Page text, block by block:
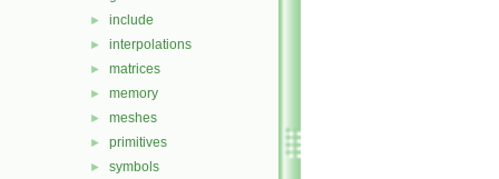
► include
► interpolations
► matrices
► memory
► meshes
► primitives
► symbols